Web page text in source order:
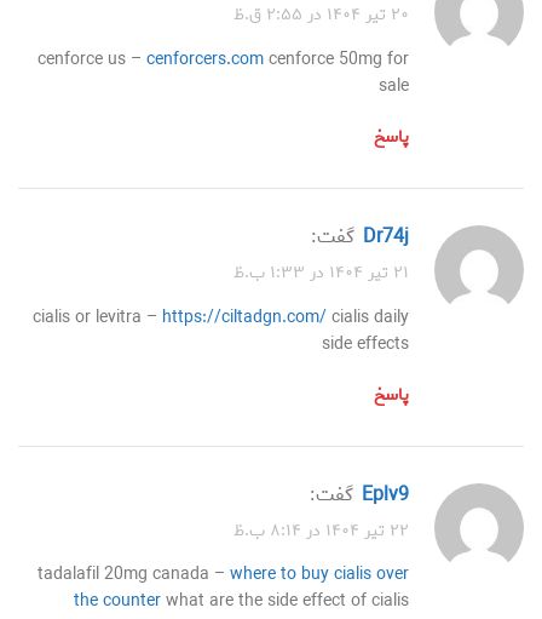
۲۰ تیر ۱۴۰۴ در ۲:۵۵ ق.ظ
cenforce us – cenforcers.comcenforce 50mg for
sale
پاسخ
dr74j گفت:
۲۱ تیر ۱۴۰۴ در ۱:۳۳ ب.ظ
cialis or levitra – https://ciltadgn.com/cialis daily
side effects
پاسخ
eplv9 گفت:
۲۲ تیر ۱۴۰۴ در ۸:۱۴ ب.ظ
tadalafil 20mg canada – where to buy cialis over
the counterwhat are the side effect of cialis